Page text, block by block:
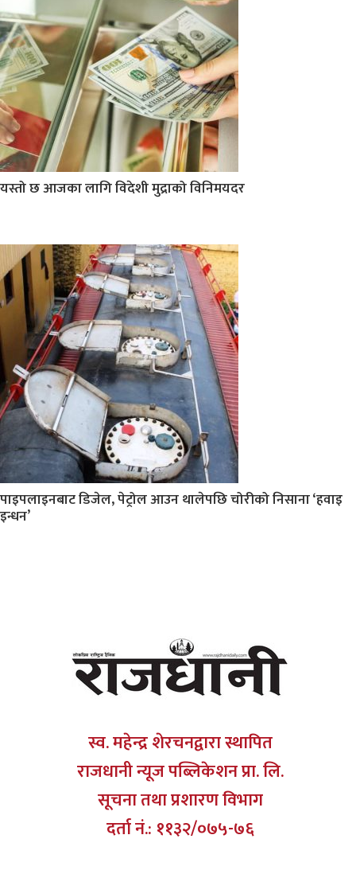
यस्तो छ आजका लागि विदेशी मुद्राको विनिमयदर
पाइपलाइनबाट डिजेल, पेट्रोल आउन थालेपछि चोरीको निसाना ‘हवाइ
इन्धन’
स्व. महेन्द्र शेरचनद्वारा स्थापित
राजधानी न्यूज पब्लिकेशन प्रा. लि.
सूचना तथा प्रशारण विभाग
दर्ता नं.: ११३२/०७५-७६